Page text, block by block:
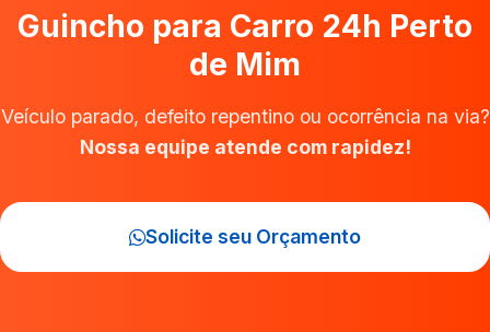
Guincho para Carro 24h Perto
de Mim
Veículo parado, defeito repentino ou ocorrência na via?
Nossa equipe atende com rapidez!
Solicite seu Orçamento